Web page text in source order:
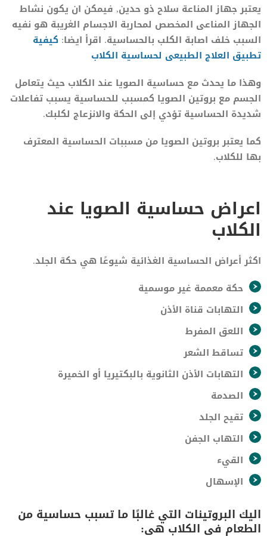
يعتبر جهاز المناعة سلاح ذو حدين, فيمكن ان يكون نشاط
الجهاز المناعى المخصص لمحاربة الاجسام الغريبة هو نفيه
السبب خلف اصابة الكلب بالحساسية. اقرأ ايضا: كيفية
تطبيق العلاج الطبيعى لحساسية الكلاب
وهذا ما يحدث مع حساسية الصويا عند الكلاب حيث يتعامل
الجسم مع بروتين الصويا كمسبب للحساسية يسبب تفاعلات
شديدة الحساسية تؤدي إلى الحكة والانزعاج لكلبك.
كما يعتبر بروتين الصويا من مسببات الحساسية المعترف
بها للكلاب.
اعراض حساسية الصويا عند
الكلاب
اكثر أعراض الحساسية الغذائية شيوعًا هي حكة الجلد.
حكة معممة غير موسمية
التهابات قناة الأذن
اللعق المفرط
تساقط الشعر
التهابات الأذن الثانوية بالبكتيريا أو الخميرة
الصدمة
تقيح الجلد
التهاب الجفن
القيء
الإسهال
اليك البروتينات التي غالبًا ما تسبب حساسية من
الطعام في الكلاب هي: